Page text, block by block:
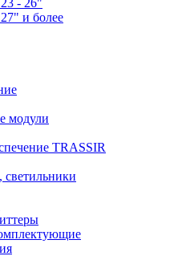
- 26"
и более
модули
TRASSIR